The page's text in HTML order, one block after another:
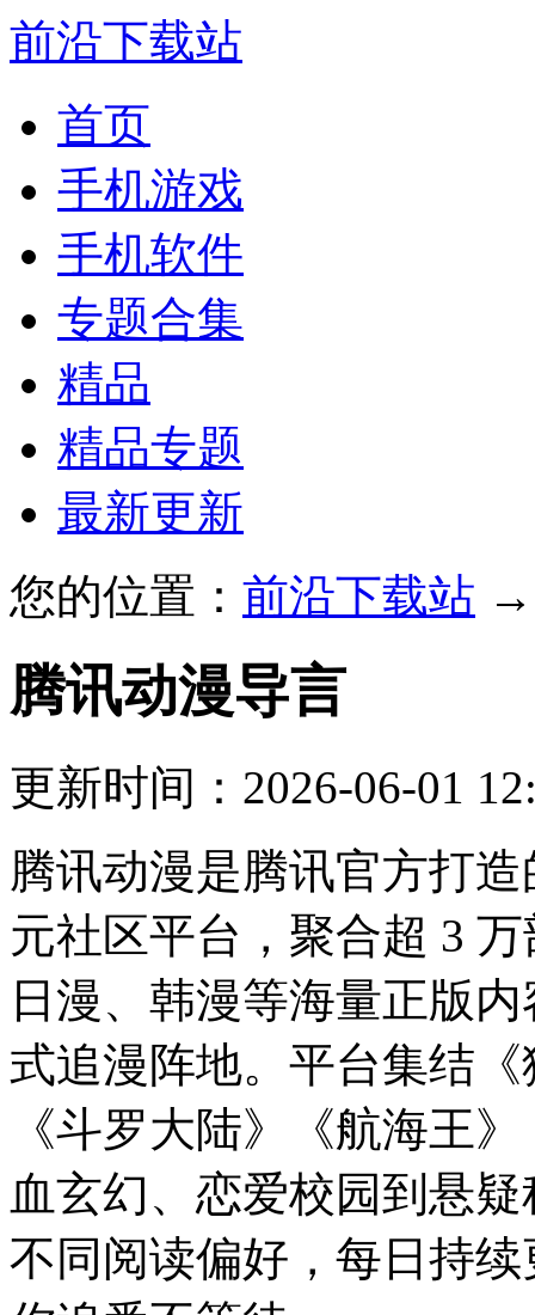
前沿下载站
首页
手机游戏
手机软件
专题合集
精品
精品专题
最新更新
您的位置： 前沿下载站
腾讯动漫导言
更新时间：2026-06-01
腾讯动漫是腾讯官方打
元社区平台，聚合超 3
日漫、韩漫等海量正版
式追漫阵地。平台集结
《斗罗大陆》《航海王
血玄幻、恋爱校园到悬
不同阅读偏好，每日持